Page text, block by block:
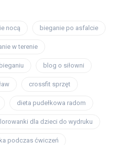
nocą bieganie po asfalcie
w terenie
blog o siłowni
crossfit sprzęt
dieta pudełkowa radom
dla dzieci do wydruku
podczas ćwiczeń